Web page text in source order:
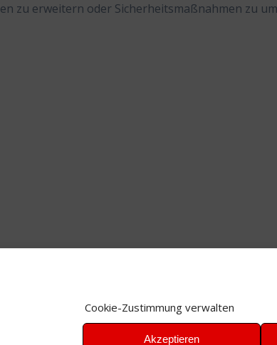
Cookie-Zustimmung verwalten
Akzeptieren
zu erweitern oder Sicherheitsmaßnahmen zu